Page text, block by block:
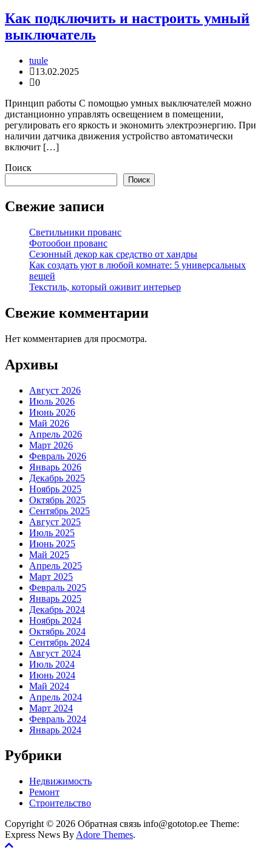
Как подключить и настроить умный
выключатель
tuule
13.02.2025
0
Принцип работы С помощью умных выключателей можно
дистанционно управлять освещением в помещении,
регулировать его яркость и экономить электроэнергию. При
наличии датчика движения устройство автоматически
включит […]
Поиск
Поиск
Свежие записи
Светильники прованс
Фотообои прованс
Сезонный декор как средство от хандры
Как создать уют в любой комнате: 5 универсальных
вещей
Текстиль, который оживит интерьер
Свежие комментарии
Нет комментариев для просмотра.
Архивы
Август 2026
Июль 2026
Июнь 2026
Май 2026
Апрель 2026
Март 2026
Февраль 2026
Январь 2026
Декабрь 2025
Ноябрь 2025
Октябрь 2025
Сентябрь 2025
Август 2025
Июль 2025
Июнь 2025
Май 2025
Апрель 2025
Март 2025
Февраль 2025
Январь 2025
Декабрь 2024
Ноябрь 2024
Октябрь 2024
Сентябрь 2024
Август 2024
Июль 2024
Июнь 2024
Май 2024
Апрель 2024
Март 2024
Февраль 2024
Январь 2024
Рубрики
Недвижимость
Ремонт
Строительство
Copyright © 2026 Обратная связь info@gototop.ee Theme:
Express News By Adore Themes.